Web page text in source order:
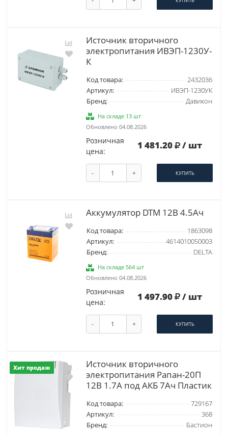
Источник вторичного
электропитания ИВЭП-1230У-
К
Код товара:
2432036
Артикул:
ИВЭП-1230УК
Бренд:
Давикон
На складе 13 шт
Обновлено 04.08.2026
Розничная
цена:
1 481.20 / шт
- + КУПИТЬ
Аккумулятор DTM 12В 4.5Ач
Код товара:
1863098
Артикул:
4614010050003
Бренд:
DELTA
На складе 564 шт
Обновлено 04.08.2026
Розничная
цена:
1 497.90 / шт
- + КУПИТЬ
Хит продаж
Источник вторичного
электропитания Рапан-20П
12В 1.7А под АКБ 7Ач Пластик
Код товара:
729167
Артикул:
368
Бренд:
Бастион